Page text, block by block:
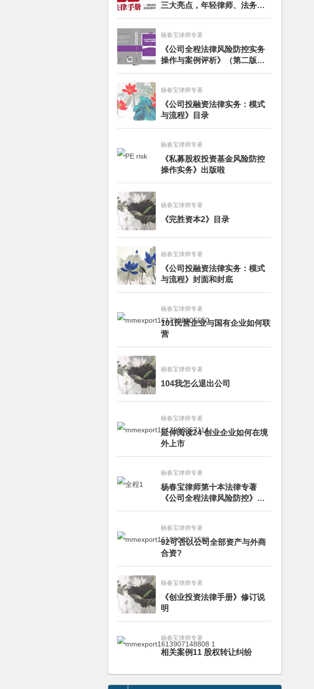
三大亮点，年轻律师、法务的
入门必读书籍
杨春宝律师专著
《公司全程法律风险防控实务
操作与案例评析》（第二版）
出版发行
杨春宝律师专著
《公司投融资法律实务：模式
与流程》目录
杨春宝律师专著
《私募股权投资基金风险防控
操作实务》出版啦
杨春宝律师专著
《完胜资本2》目录
杨春宝律师专著
《公司投融资法律实务：模式
与流程》封面和封底
杨春宝律师专著
101民营企业与国有企业如何联
营
杨春宝律师专著
104我怎么退出公司
杨春宝律师专著
延伸阅读24 创业企业如何在境
外上市
杨春宝律师专著
杨春宝律师第十本法律专著
《公司全程法律风险防控》出
版
杨春宝律师专著
92可否以公司全部资产与外商
合资?
杨春宝律师专著
《创业投资法律手册》修订说
明
杨春宝律师专著
相关案例11 股权转让纠纷